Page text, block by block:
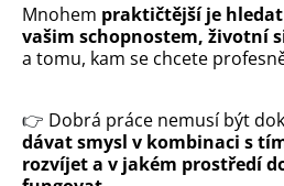
Mnohem praktičtější je
vašim schopnostem, životní
a tomu, kam se chcete
👉 Dobrá práce nemusí být
dávat smysl v kombinaci s
rozvíjet a v jakém prostředí